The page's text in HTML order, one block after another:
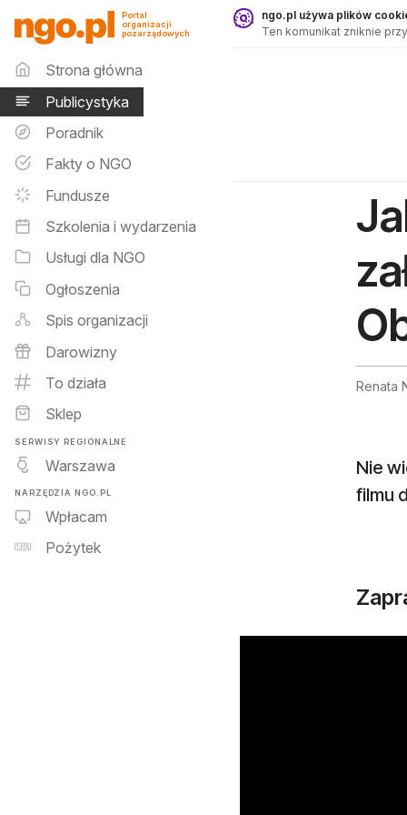
Publicystyka - ngo.pl
Portal
organizacji
pozarządowych
Menu główne
Strona główna
Publicystyka
Poradnik
Fakty o NGO
Fundusze
Szkolenia i wydarzenia
Usługi dla NGO
Ogłoszenia
Spis organizacji
Darowizny
To działa
Sklep
SERWISY REGIONALNE
Warszawa
NARZĘDZIA NGO.PL
Wpłacam
Pożytek
ngo.pl używa plików
Ten komunikat zniknie
Renata
Nie
filmu